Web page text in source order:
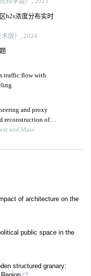
h2s浓度分布实时
版）, 2024
traffic flow with
and proxy
reconstruction of
fluids
and Mass
of architecture on the
public space in the
structured granary: